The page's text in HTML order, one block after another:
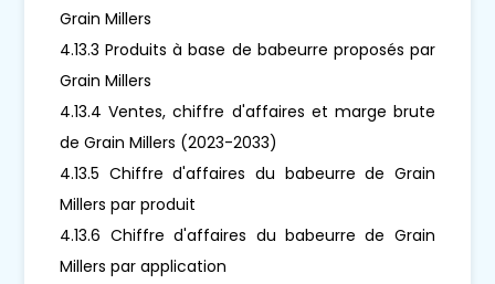
Grain Millers
4.13.3 Produits à base de babeurre proposés par
Grain Millers
4.13.4 Ventes, chiffre d'affaires et marge brute
de Grain Millers (2023-2033)
4.13.5 Chiffre d'affaires du babeurre de Grain
Millers par produit
4.13.6 Chiffre d'affaires du babeurre de Grain
Millers par application